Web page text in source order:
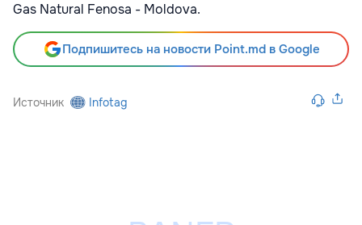
Gas Natural Fenosa - Moldova.
Подпишитесь на новости Point.md в Google
Источник Infotag